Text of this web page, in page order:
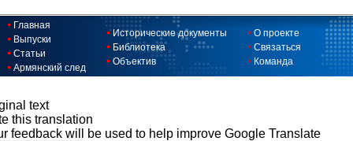
Главная
Выпуски
Статьи
Армянский след
Исторические документы
Библиотека
Объектив
О проекте
Связаться
Команда
text
this translation
feedback will be used to help improve Google Translate